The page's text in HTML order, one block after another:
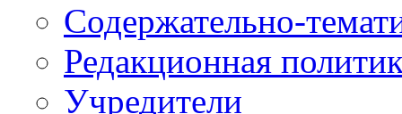
Содержательно-
Редакционная
Учредители